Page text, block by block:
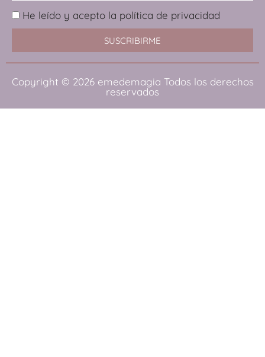
He leído y acepto la política de privacidad
SUSCRIBIRME
Copyright © 2026 emedemagia Todos los derechos
reservados